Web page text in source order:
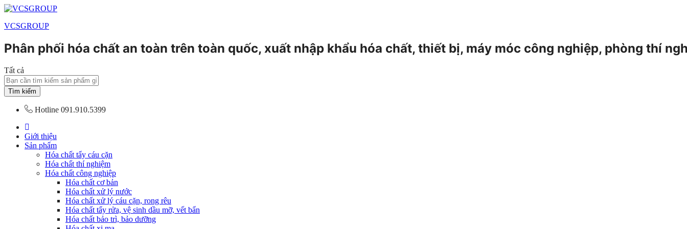
VCSGROUP
Phân phối hóa chất an toàn trên toàn quốc, xuất nhập khẩu hóa chất, thiết bị, máy móc công nghiệp, phòng thí
Tất cả
Tìm kiếm
Hotline 091.910.5399
Giới thiệu
Sản phẩm
Hóa chất tẩy cáu cặn
Hóa chất thí nghiệm
Hóa chất công nghiệp
Hóa chất cơ bản
Hóa chất xử lý nước
Hóa chất xử lý cáu cặn, rong rêu
Hóa chất tẩy rửa, vệ sinh dầu mỡ, vết bẩn
Hóa chất bảo trì, bảo dưỡng